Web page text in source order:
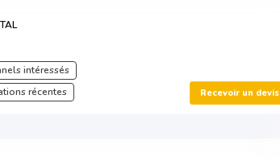
intéressés
récentes Recevoir un devis